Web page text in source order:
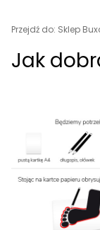
Przejdź do: Sklep
Jak